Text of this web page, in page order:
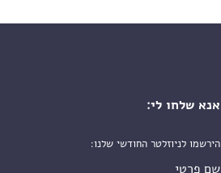
אנא שלחו לי:
הירשמו לניוזלטר החודשי שלנו: